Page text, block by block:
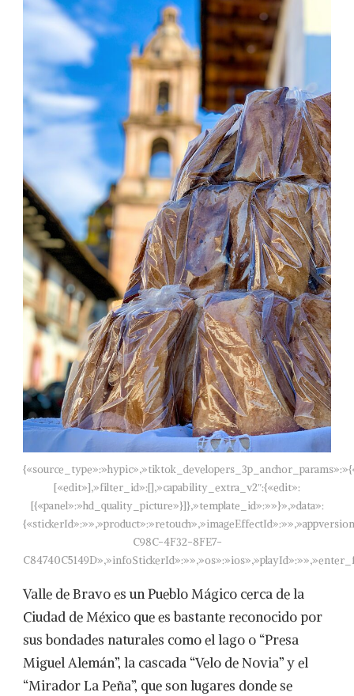
A
VALLE
DE
BRAVO
[«edit»],»filter_id»:[],»capability_extra_v2″:{«edit»:
[{«panel»:»hd_quality_picture»}]},»template_id»:»»}»,»data»:
C98C-4F32-8FE7-
Valle de Bravo es un Pueblo Mágico cerca de la
Ciudad de México que es bastante reconocido por
sus bondades naturales como el lago o “Presa
Miguel Alemán”, la cascada “Velo de Novia” y el
“Mirador La Peña”, que son lugares donde se